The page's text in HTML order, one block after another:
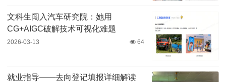
文科生闯入汽车研究院：她用
CG+AIGC破解技术可视化难题
2026-03-13 64
就业指导——去向登记填报详细解读